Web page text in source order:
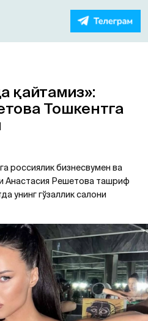
қайтамиз»:
Тошкентга
россиялик бизнесвумен ва
Анастасия Решетова ташриф
унинг гўзаллик салони